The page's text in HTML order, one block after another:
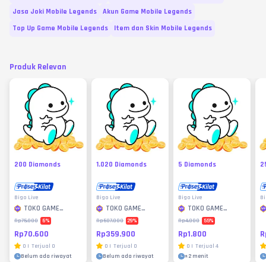
Jasa Joki Mobile Legends
Akun Game Mobile Legends
Top Up Game Mobile Legends
Item dan Skin Mobile Legends
Produk Relevan
200 Diamonds
Bigo Live
TOKO GAME
MURAH
Rp75.000 6%
Rp70.600
0 | Terjual 0
Belum ada riwayat
1.020 Diamonds
Bigo Live
TOKO GAME
MURAH
Rp507.000 29%
Rp359.900
0 | Terjual 0
Belum ada riwayat
5 Diamonds
Bigo Live
TOKO GAME
MURAH
Rp4.000 55%
Rp1.800
0 | Terjual 4
±2 menit